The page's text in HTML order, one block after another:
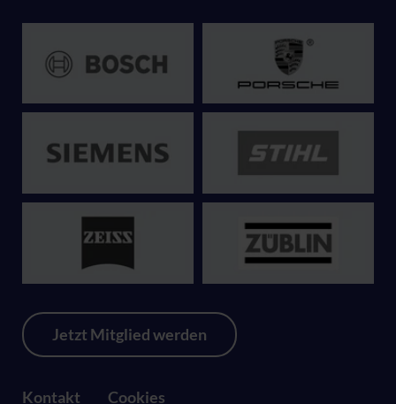
Jetzt Mitglied werden
Kontakt Cookies